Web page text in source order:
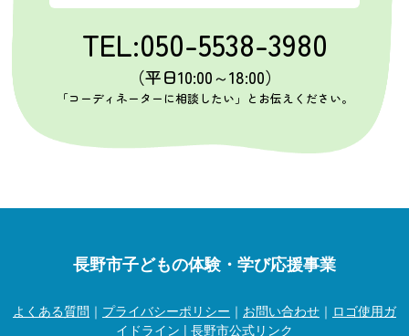
TEL:050-5538-3980
（平日10:00～18:00）
「コーディネーターに相談したい」とお伝えください。
長野市子どもの体験・学び応援事業
よくある質問 ｜ プライバシーポリシー ｜ お問い合わせ ｜ ロゴ使用ガ
イドライン | 長野市公式リンク